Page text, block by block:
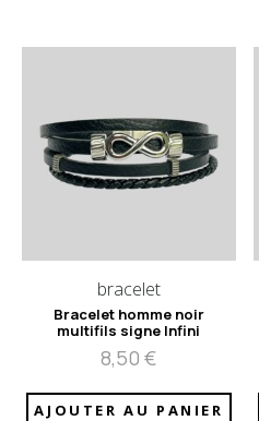
bracelet
Bracelet homme noir
multifils signe Infini
8,50€
AJOUTER AU PANIER